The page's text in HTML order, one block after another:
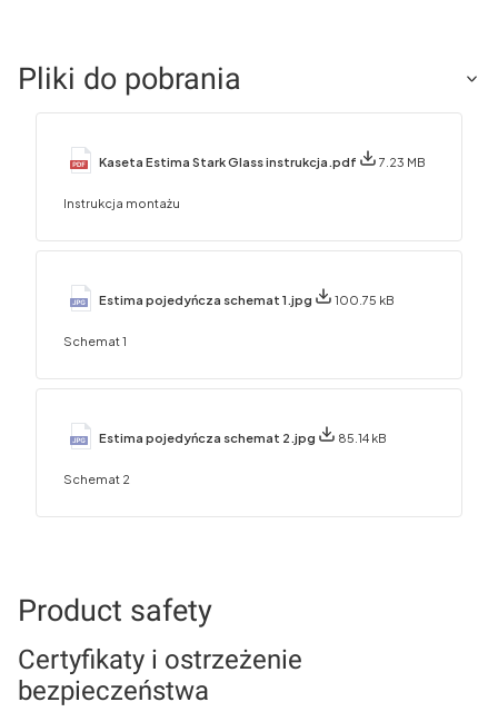
Pliki do pobrania
Kaseta Estima Stark Glass instrukcja.pdf 7.23 MB
Instrukcja montażu
Estima pojedyńcza schemat 1.jpg 100.75 kB
Schemat 1
Estima pojedyńcza schemat 2.jpg 85.14 kB
Schemat 2
Product safety
Certyfikaty i ostrzeżenie
bezpieczeństwa